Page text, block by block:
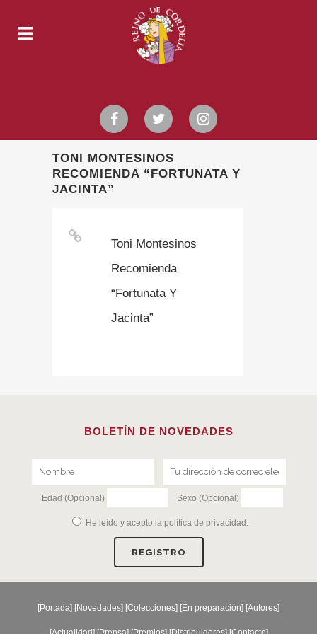
TONI MONTESINOS
RECOMIENDA “FORTUNATA Y
JACINTA”
Toni Montesinos
Recomienda
“Fortunata Y
Jacinta”
BOLETÍN DE NOVEDADES
Edad (Opcional) Sexo (Opcional)
He leído y acepto la política de privacidad .
[Portada] [Novedades] [Colecciones] [En preparación] [Autores]